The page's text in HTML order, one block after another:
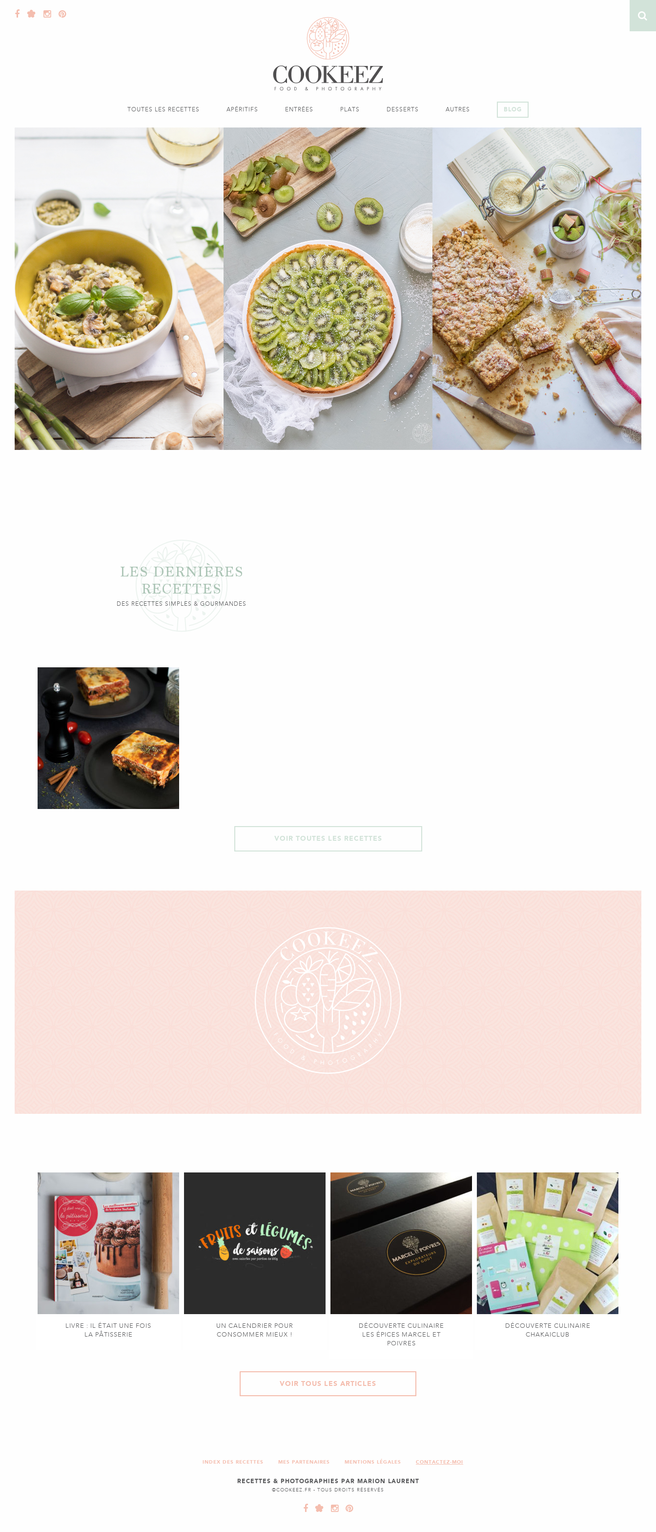
TOUTES LES RECETTES APÉRITIFS ENTRÉES PLATS DESSERTS AUTRES BLOG
LES DERNIÈRES
RECETTES
DES RECETTES SIMPLES & GOURMANDES
VOIR TOUTES LES RECETTES
LIVRE : IL ÉTAIT UNE FOIS
LA PÂTISSERIE
UN CALENDRIER POUR
CONSOMMER MIEUX !
DÉCOUVERTE CULINAIRE
LES ÉPICES MARCEL ET
POIVRES
DÉCOUVERTE CULINAIRE
CHAKAICLUB
VOIR TOUS LES ARTICLES
INDEX DES RECETTES MES PARTENAIRES MENTIONS LÉGALES CONTACTEZ-MOI
RECETTES & PHOTOGRAPHIES PAR MARION LAURENT
©COOKEEZ.FR - TOUS DROITS RÉSERVÉS